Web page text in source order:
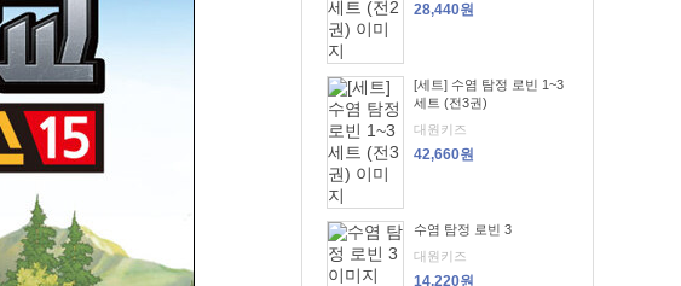
28,440원
[세트] 수염 탐정 로빈 1~3
세트 (전3권)
대원키즈
42,660원
수염 탐정 로빈 3
대원키즈
14,220원